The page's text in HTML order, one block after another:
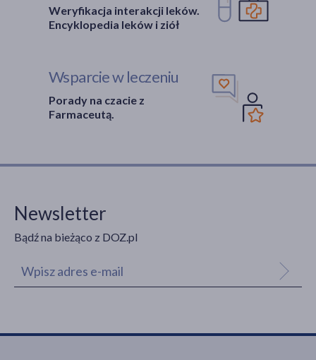
Weryfikacja interakcji leków.
Encyklopedia leków i ziół
Wsparcie w leczeniu
Porady na czacie z
Farmaceutą.
Newsletter
Bądź na bieżąco z DOZ.pl